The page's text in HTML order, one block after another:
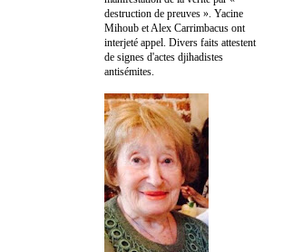
destruction de preuves ». Yacine
Mihoub et Alex Carrimbacus ont
interjeté appel. Divers faits attestent
de signes d'actes djihadistes
antisémites.